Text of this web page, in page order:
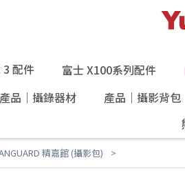
配件 富士 X100系列配件
產品｜攝錄器材 產品｜攝影背包
精嘉館 (攝影包)